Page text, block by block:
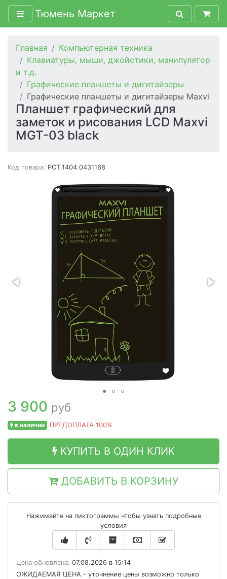
Тюмень Маркет
Главная
Компьютерная техника
Клавиатуры, мыши, джойстики, манипулятор
и т.д.
Графические планшеты и дигитайзеры
Графические планшеты и дигитайзеры Maxvi
Планшет графический для
заметок и рисования LCD Maxvi
MGT-03 black
Код товара: PCT.1404.0431168
3 900 руб
в наличии ПРЕДОПЛАТА 100%
КУПИТЬ В ОДИН КЛИК
ДОБАВИТЬ В КОРЗИНУ
Нажимайте на пиктограммы чтобы узнать подробные
условия
Цена обновлена: 07.08.2026 в 15:14
ОЖИДАЕМАЯ ЦЕНА – уточнение цены возможно только